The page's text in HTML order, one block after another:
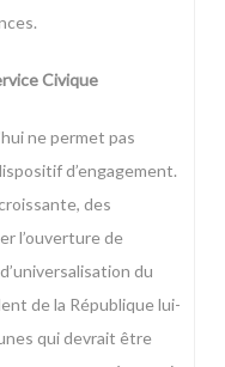
Civique
ne permet pas
d’engagement.
des
l’ouverture de
du
de la République lui-
qui devrait être